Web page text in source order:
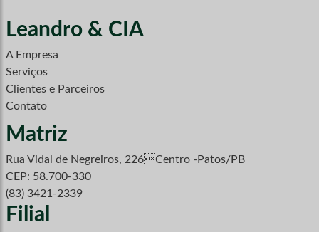
Leandro & CIA
A Empresa
Serviços
Clientes e Parceiros
Contato
Matriz
Rua Vidal de Negreiros, 226Centro -Patos/PB
CEP: 58.700-330
(83) 3421-2339
Filial